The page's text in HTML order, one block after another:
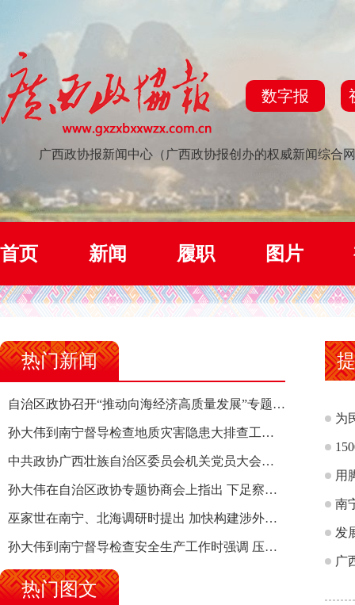
数字报
广西政协报新闻中心（广西政协报创办的权威新闻综合
首页 新闻 履职 图片
热门新闻
自治区政协召开“推动向海经济高质量发展”专题调研座谈会 钱学明出席并讲话
孙大伟到南宁督导检查地质灾害隐患大排查工作时强调 筑牢地质灾害安全防线 全力保障人民群众生命财产安全
中共政协广西壮族自治区委员会机关党员大会召开 选举产生新一届机关党委、机关纪委
孙大伟在自治区政协专题协商会上指出 下足察识谋督之功 恪尽服务大局之责 助推有色金属、关键金属产业高质量发展
巫家世在南宁、北海调研时提出 加快构建涉外法律供给集群 护航向海经济高质量发展
孙大伟到南宁督导检查安全生产工作时强调 压紧压实责任 狠抓隐患整治 坚决筑牢安全生产防线
热门图文
为
用
南
发
广